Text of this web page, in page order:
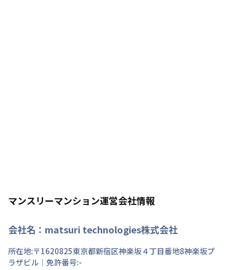
マンスリーマンション運営会社情報
会社名： matsuri technologies株式会社
所在地:〒1620825東京都新宿区神楽坂４丁目番地8神楽坂プ
ラザビル ｜免許番号:-